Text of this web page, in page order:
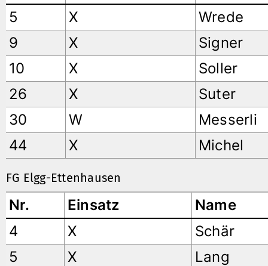
5
X
Wrede
9
X
Signer
10
X
Soller
26
X
Suter
30
W
Messerli
44
X Michel
FG Elgg-Ettenhausen
Nr. Einsatz
Name
4
X
Schär
5
X
Lang